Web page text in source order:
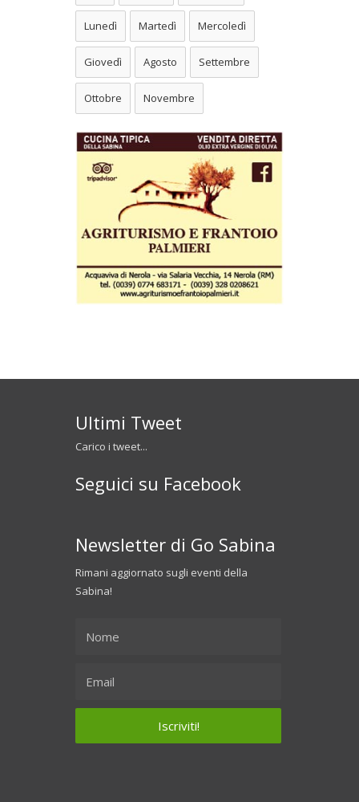
Lunedì Martedì Mercoledì
Giovedì Agosto Settembre
Ottobre Novembre
Ultimi Tweet
Carico i tweet...
Seguici su Facebook
Newsletter di Go Sabina
Rimani aggiornato sugli eventi della
Sabina!